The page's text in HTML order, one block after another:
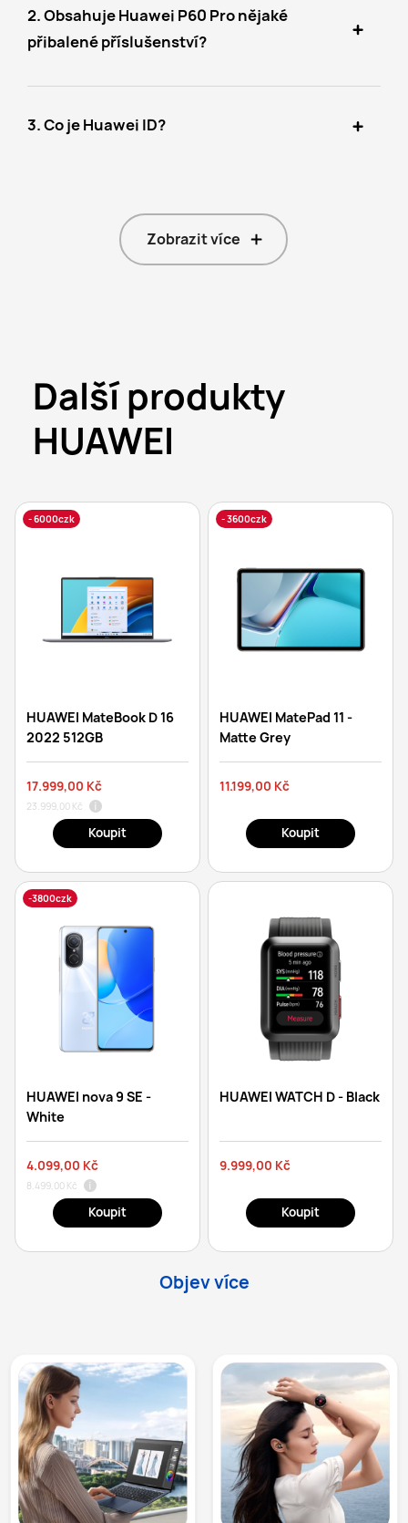
2. Obsahuje Huawei P60 Pro nějaké
přibalené příslušenství?
3. Co je Huawei ID?
Zobrazit více
Další produkty
HUAWEI
- 6000czk
HUAWEI MateBook D 16
2022 512GB
17.999,00 Kč
23.999,00 Kč
Koupit
- 3600czk
HUAWEI MatePad 11 -
Matte Grey
11.199,00 Kč
Koupit
-3800czk
HUAWEI nova 9 SE -
White
4.099,00 Kč
8.499,00 Kč
Koupit
HUAWEI WATCH D - Black
9.999,00 Kč
Koupit
Objev více